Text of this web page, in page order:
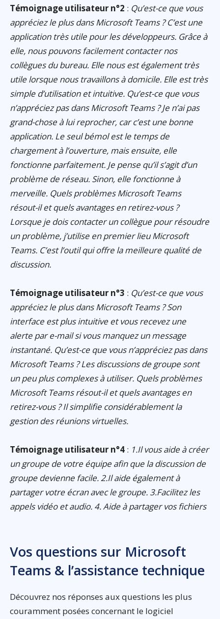
Témoignage utilisateur n°2 : Qu’est-ce que vous
appréciez le plus dans Microsoft Teams ? C’est une
application très utile pour les développeurs. Grâce à
elle, nous pouvons facilement contacter nos
collègues du bureau. Elle nous est également très
utile lorsque nous travaillons à domicile. Elle est très
simple d’utilisation et intuitive. Qu’est-ce que vous
n’appréciez pas dans Microsoft Teams ? Je n’ai pas
grand-chose à lui reprocher, car c’est une bonne
application. Le seul bémol est le temps de
chargement à l’ouverture, mais ensuite, elle
fonctionne parfaitement. Je pense qu’il s’agit d’un
problème de réseau. Sinon, elle fonctionne à
merveille. Quels problèmes Microsoft Teams
résout-il et quels avantages en retirez-vous ?
Lorsque je dois contacter un collègue pour résoudre
un problème, j’utilise en premier lieu Microsoft
Teams. C’est l’outil qui offre la meilleure qualité de
discussion.
Témoignage utilisateur n°3 : Qu’est-ce que vous
appréciez le plus dans Microsoft Teams ? Son
interface est plus intuitive et vous recevez une
alerte par e-mail si vous manquez un message
instantané. Qu’est-ce que vous n’appréciez pas dans
Microsoft Teams ? Les discussions de groupe sont
un peu plus complexes à utiliser. Quels problèmes
Microsoft Teams résout-il et quels avantages en
retirez-vous ? Il simplifie considérablement la
gestion des réunions virtuelles.
Témoignage utilisateur n°4 : 1.Il vous aide à créer
un groupe de votre équipe afin que la discussion de
groupe devienne facile. 2.Il aide également à
partager votre écran avec le groupe. 3.Facilitez les
appels vidéo et audio. 4. Aide à partager vos fichiers
Vos questions sur Microsoft
Teams & l’assistance technique
Découvrez nos réponses aux questions les plus
couramment posées concernant le logiciel